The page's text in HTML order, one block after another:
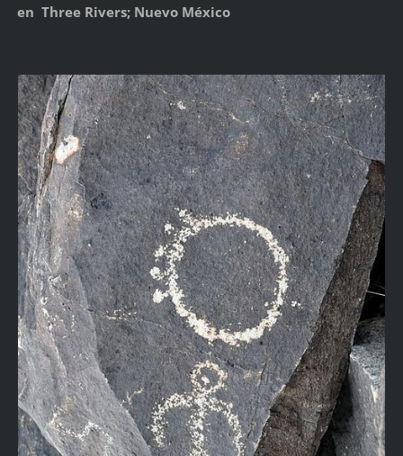
en Three Rivers; Nuevo México